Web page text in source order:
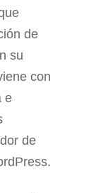
de
su
con
e
de